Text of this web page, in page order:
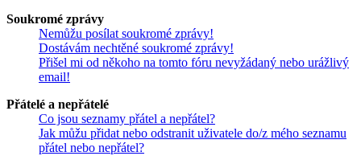
Soukromé zprávy
Nemůžu posílat soukromé zprávy!
Dostávám nechtěné soukromé zprávy!
Přišel mi od někoho na tomto fóru nevyžádaný nebo urážlivý
email!
Přátelé a nepřátelé
Co jsou seznamy přátel a nepřátel?
Jak můžu přidat nebo odstranit uživatele do/z mého seznamu
přátel nebo nepřátel?